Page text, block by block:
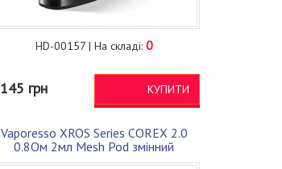
HD-00157 | На складі:0
145 грн КУПИТИ
Vaporesso XROS Series COREX 2.0
0.8Ом 2мл Mesh Pod змінний
картридж